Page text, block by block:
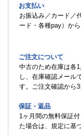
お支払い
お振込み／カード／
ード・各種pay）か
ご注文について
中古のため在庫は各
し、在庫確認メール
す。ご注文確認から
保証・返品
1ヶ月間の無料保証
た場合は、規定に基